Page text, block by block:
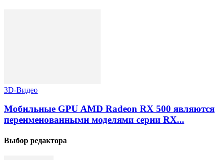
3D-Видео
Мобильные GPU AMD Radeon RX 500 являются
переименованными моделями серии RX...
Выбор редактора